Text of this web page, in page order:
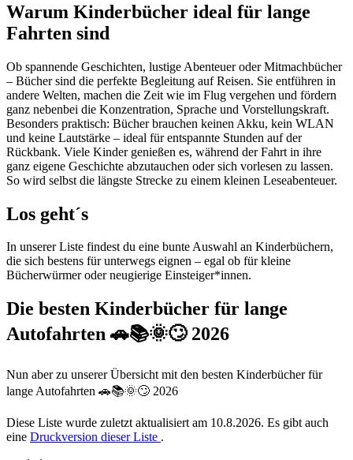
Warum Kinderbücher ideal für lange
Fahrten sind
Ob spannende Geschichten, lustige Abenteuer oder Mitmachbücher
– Bücher sind die perfekte Begleitung auf Reisen. Sie entführen in
andere Welten, machen die Zeit wie im Flug vergehen und fördern
ganz nebenbei die Konzentration, Sprache und Vorstellungskraft.
Besonders praktisch: Bücher brauchen keinen Akku, kein WLAN
und keine Lautstärke – ideal für entspannte Stunden auf der
Rückbank. Viele Kinder genießen es, während der Fahrt in ihre
ganz eigene Geschichte abzutauchen oder sich vorlesen zu lassen.
So wird selbst die längste Strecke zu einem kleinen Leseabenteuer.
Los geht´s
In unserer Liste findest du eine bunte Auswahl an Kinderbüchern,
die sich bestens für unterwegs eignen – egal ob für kleine
Bücherwürmer oder neugierige Einsteiger*innen.
Die besten Kinderbücher für lange
Autofahrten 🚗📚🌞🙄 2026
Nun aber zu unserer Übersicht mit den besten Kinderbücher für
lange Autofahrten 🚗📚🌞🙄 2026
Diese Liste wurde zuletzt aktualisiert am 10.8.2026. Es gibt auch
eine Druckversion dieser Liste .